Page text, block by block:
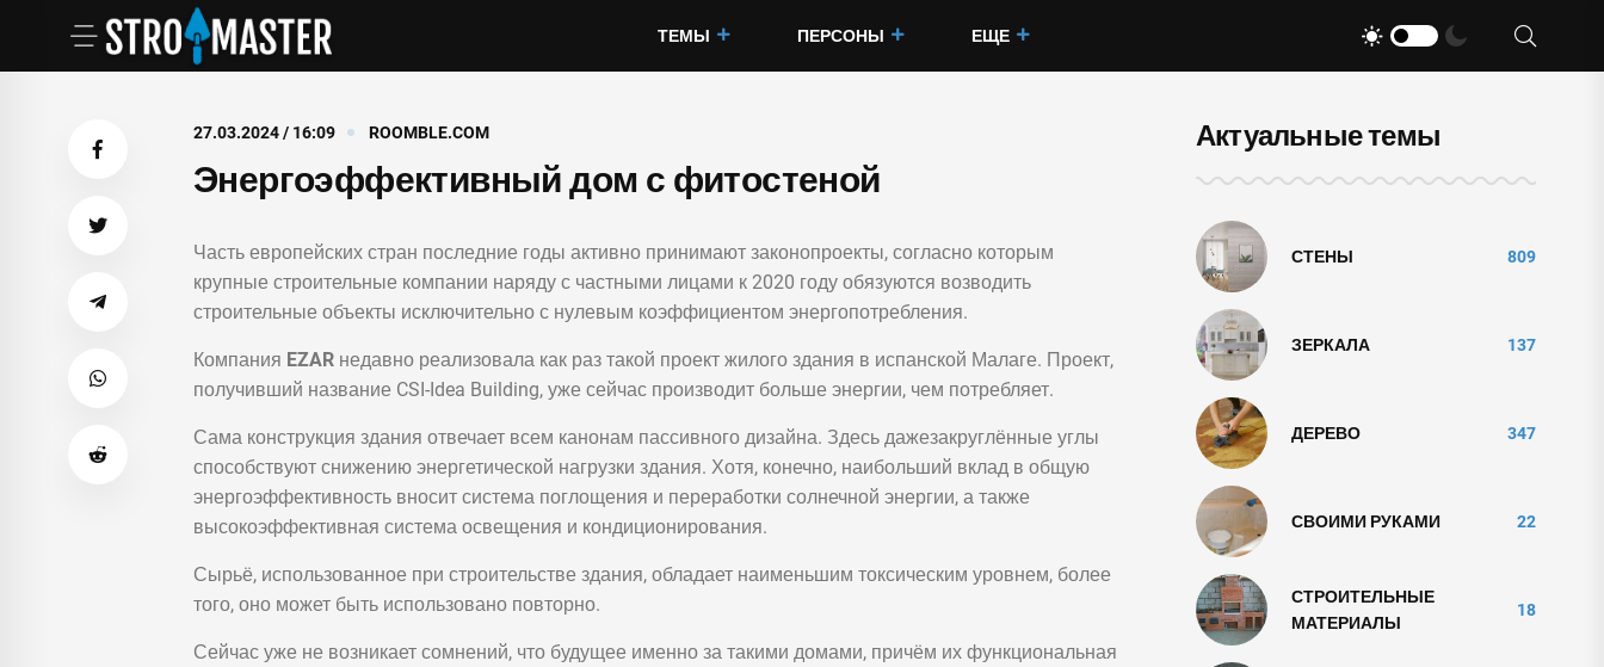
ТЕМЫ ПЕРСОНЫ ЕЩЕ
27.03.2024 / 16:09 ROOMBLE.COM
Энергоэффективный дом с фитостеной
Часть европейских стран последние годы активно принимают законопроекты, согласно которым
крупные строительные компании наряду с частными лицами к 2020 году обязуются возводить
строительные объекты исключительно с нулевым коэффициентом энергопотребления.
Компания EZAR недавно реализовала как раз такой проект жилого здания в испанской Малаге. Проект,
получивший название CSI-Idea Building, уже сейчас производит больше энергии, чем потребляет.
Сама конструкция здания отвечает всем канонам пассивного дизайна. Здесь дажезакруглённые углы
способствуют снижению энергетической нагрузки здания. Хотя, конечно, наибольший вклад в общую
энергоэффективность вносит система поглощения и переработки солнечной энергии, а также
высокоэффективная система освещения и кондиционирования.
Сырьё, использованное при строительстве здания, обладает наименьшим токсическим уровнем, более
того, оно может быть использовано повторно.
Сейчас уже не возникает сомнений, что будущее именно за такими домами, причём их функциональная
Актуальные темы
СТЕНЫ 809
ЗЕРКАЛА 137
ДЕРЕВО 347
СВОИМИ РУКАМИ 22
СТРОИТЕЛЬНЫЕ
МАТЕРИАЛЫ
18